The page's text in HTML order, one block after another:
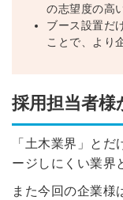
の志望度の高
ブース設置だ
ことで、より
採用担当者様
「土木業界」と
ージしにくい業界
また今回の企業様
でログイン